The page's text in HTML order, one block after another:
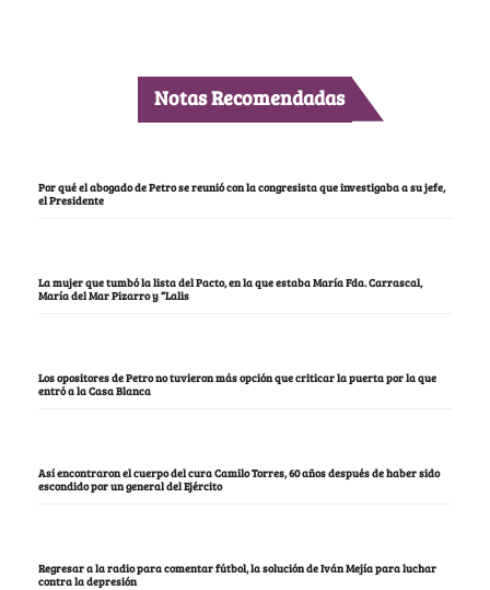
Notas Recomendadas
Por qué el abogado de Petro se reunió con la congresista que investigaba a su jefe,
el Presidente
La mujer que tumbó la lista del Pacto, en la que estaba María Fda. Carrascal,
María del Mar Pizarro y “Lalis
Los opositores de Petro no tuvieron más opción que criticar la puerta por la que
entró a la Casa Blanca
Así encontraron el cuerpo del cura Camilo Torres, 60 años después de haber sido
escondido por un general del Ejército
Regresar a la radio para comentar fútbol, la solución de Iván Mejía para luchar
contra la depresión